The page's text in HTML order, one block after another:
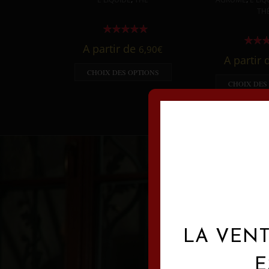
A partir de 6,90€
CHOIX DES OPTIONS
A partir
CHOIX DES
LA